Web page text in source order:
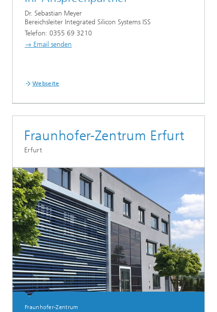
Dr. Sebastian Meyer
Bereichsleiter Integrated Silicon Systems ISS
Telefon: 0355 69 3210
→ Email senden
Webseite
Fraunhofer-Zentrum Erfurt
Erfurt
Fraunhofer-Zentrum